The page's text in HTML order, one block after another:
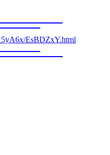
EsBDZxY.html